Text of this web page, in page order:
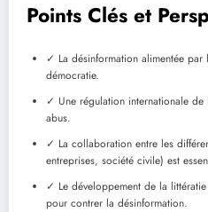
Points Clés et
✓ La désinformation alimentée par
démocratie.
✓ Une régulation internationale de
abus.
✓ La collaboration entre les
entreprises, société civile) est
✓ Le développement de la
pour contrer la désinformation.